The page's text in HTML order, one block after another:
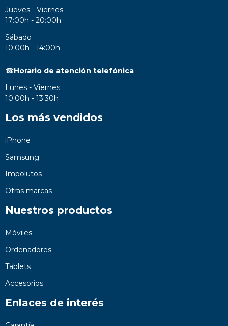
Jueves - Viernes
17:00h - 20:00h
Sábado
10:00h - 14:00h
☎Horario de atención telefónica
Lunes - Viernes
10:00h - 13:30h
Los más vendidos
iPhone
Samsung
Impolutos
Otras marcas
Nuestros productos
Móviles
Ordenadores
Tablets
Accesorios
Enlaces de interés